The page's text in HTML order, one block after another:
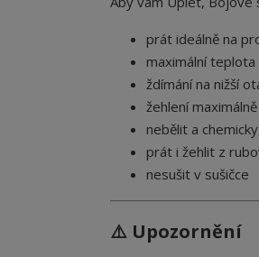
prát ideálně na
maximální teplota
ždímání na nižší
žehlení
nebělit a
prát i žehlit z
nesušit v sušičce
⚠️ Upozornění